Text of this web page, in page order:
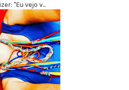
"Eu vejo v...